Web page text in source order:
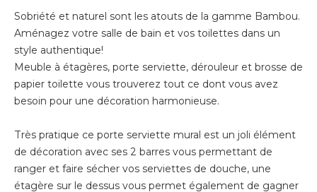
Sobriété et naturel sont les atouts de la gamme Bambou.
Aménagez votre salle de bain et vos toilettes dans un
style authentique!
Meuble à étagères, porte serviette, dérouleur et brosse de
papier toilette vous trouverez tout ce dont vous avez
besoin pour une décoration harmonieuse.
Très pratique ce porte serviette mural est un joli élément
de décoration avec ses 2 barres vous permettant de
ranger et faire sécher vos serviettes de douche, une
étagère sur le dessus vous permet également de gagner